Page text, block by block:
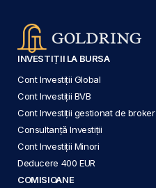
INVESTIȚII LA BURSA
Cont Investiții Global
Cont Investiții BVB
Cont Investiții gestionat de broker
Consultanță Investiții
Cont Investiții Minori
Deducere 400 EUR
COMISIOANE